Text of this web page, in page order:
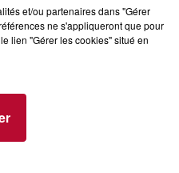
et/ou partenaires dans "Gérer
ne s'appliqueront que pour
lien "Gérer les cookies" situé en